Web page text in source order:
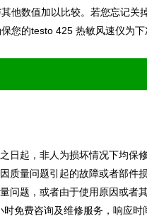
他数值加以比较。若您忘记关
您的testo 425 热敏风速仪为下
日起，非人为损坏情况下均保
质量问题引起的故障或者部件
问题，或者由于使用原因或者
时免费咨询及维修服务，响应时